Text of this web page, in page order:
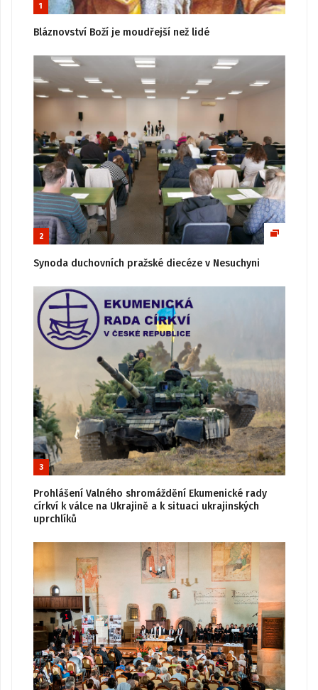
1
Bláznovství Boží je moudřejší než lidé
2
Synoda duchovních pražské diecéze v Nesuchyni
3
Prohlášení Valného shromáždění Ekumenické rady
církví k válce na Ukrajině a k situaci ukrajinských
uprchlíků